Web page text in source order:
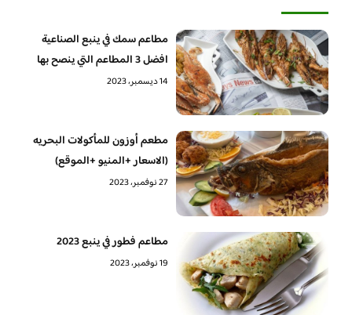
مطاعم سمك في ينبع الصناعية
افضل 3 المطاعم التي ينصح بها
14 ديسمبر، 2023
مطعم أوزون للمأكولات البحريه
(الاسعار +المنيو +الموقع)
27 نوفمبر، 2023
مطاعم فطور في ينبع 2023
19 نوفمبر، 2023